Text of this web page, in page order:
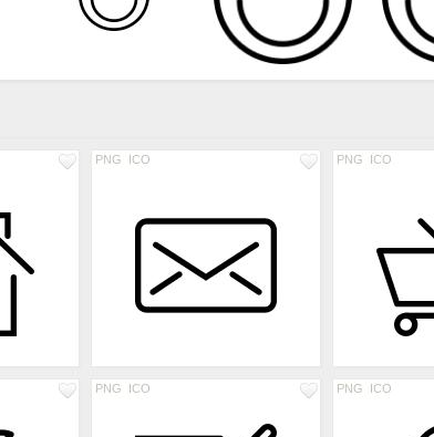
PNG ICO PNG ICO
PNG ICO PNG ICO